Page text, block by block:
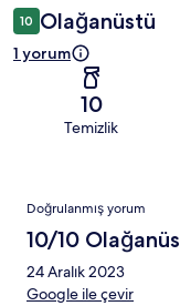
10 Olağanüstü
1 yorum
10
Temizlik
Yorumlar
Doğrulanmış yorum
10/10
24 Aralık 2023
Google ile çevir